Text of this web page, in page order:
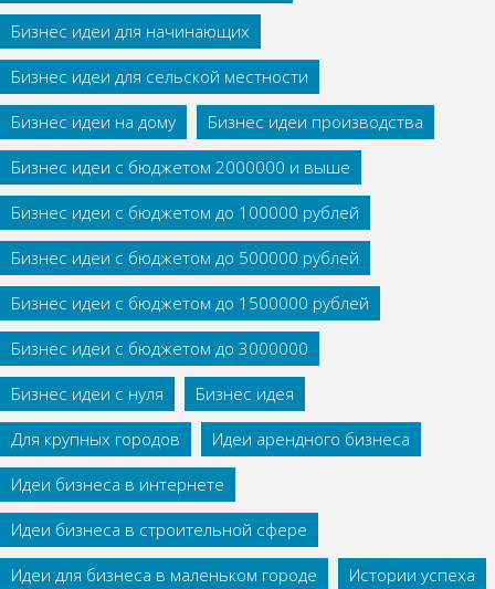
Бизнес идеи для начинающих
Бизнес идеи для сельской местности
Бизнес идеи на дому
Бизнес идеи производства
Бизнес идеи с бюджетом 2000000 и выше
Бизнес идеи с бюджетом до 100000 рублей
Бизнес идеи с бюджетом до 500000 рублей
Бизнес идеи с бюджетом до 1500000 рублей
Бизнес идеи с бюджетом до 3000000
Бизнес идеи с нуля
Бизнес идея
Для крупных городов
Идеи арендного бизнеса
Идеи бизнеса в интернете
Идеи бизнеса в строительной сфере
Идеи для бизнеса в маленьком городе
Истории успеха